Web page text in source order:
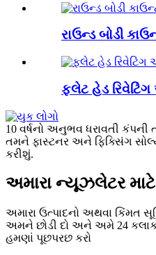
રાઉન્ડ બોડી
ફ્લેટ હેડ
10 વર્ષનો અનુભવ ધરાવતી
તમને ફાસ્ટનર અને ફિક્સિંગ
કરીશું.
અમારા ન્યૂઝલેટર
અમારા ઉત્પાદનો અથવા કિંમત
અમને છોડી દો અને અમે 24
હમણાં પૂછપરછ કરો